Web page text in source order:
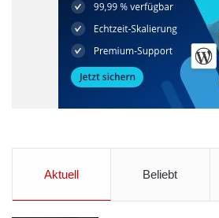
Aktuell Beliebt